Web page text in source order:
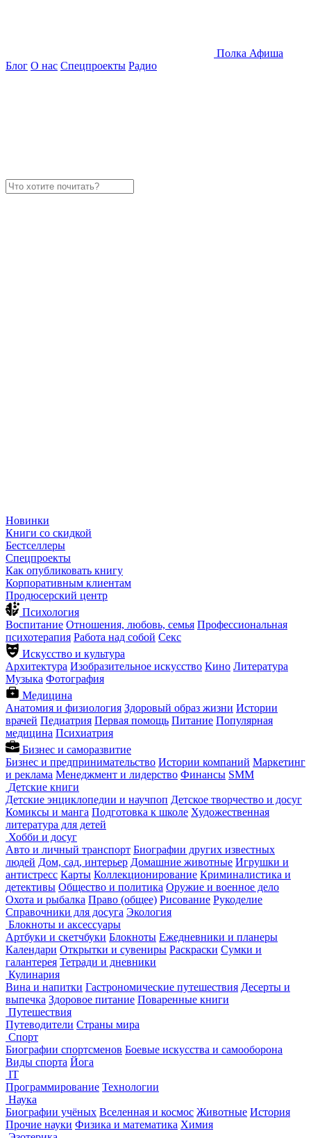
Полка Афиша
Блог О нас Спецпроекты Радио
Новинки
Книги со скидкой
Бестселлеры
Спецпроекты
Как опубликовать книгу
Корпоративным клиентам
Продюсерский центр
Психология
Воспитание Отношения, любовь, семья Профессиональная
психотерапия Работа над собой Секс
Искусство и культура
Архитектура Изобразительное искусство Кино Литература
Музыка Фотография
Медицина
Анатомия и физиология Здоровый образ жизни Истории
врачей Педиатрия Первая помощь Питание Популярная
медицина Психиатрия
Бизнес и саморазвитие
Бизнес и предпринимательство Истории компаний Маркетинг
и реклама Менеджмент и лидерство Финансы SMM
Детские книги
Детские энциклопедии и научпоп Детское творчество и досуг
Комиксы и манга Подготовка к школе Художественная
литература для детей
Хобби и досуг
Авто и личный транспорт Биографии других известных
людей Дом, сад, интерьер Домашние животные Игрушки и
антистресс Карты Коллекционирование Криминалистика и
детективы Общество и политика Оружие и военное дело
Охота и рыбалка Право (общее) Рисование Рукоделие
Справочники для досуга Экология
Блокноты и аксессуары
Артбуки и скетчбуки Блокноты Ежедневники и планеры
Календари Открытки и сувениры Раскраски Сумки и
галантерея Тетради и дневники
Кулинария
Вина и напитки Гастрономические путешествия Десерты и
выпечка Здоровое питание Поваренные книги
Путешествия
Путеводители Страны мира
Спорт
Биографии спортсменов Боевые искусства и самооборона
Виды спорта Йога
IT
Программирование Технологии
Наука
Биографии учёных Вселенная и космос Животные История
Прочие науки Физика и математика Химия